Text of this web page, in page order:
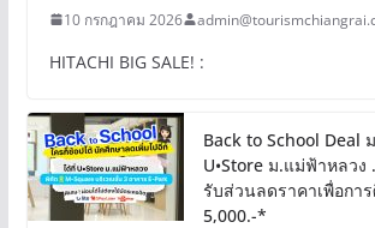
10 กรกฎาคม 2026
HITACHI BIG SALE! :
Back to School Deal
U•Store ม.แม่ฟ้าหลว
รับส่วนลดราคาเพื่อกา
5,000.-*